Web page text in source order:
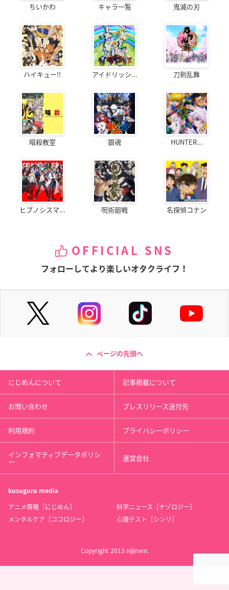
ちいかわ キャラ一覧 鬼滅の刃
ハイキュー!! アイドリッシ... 刀剣乱舞
暗殺教室 銀魂 HUNTER...
ヒプノシスマ... 呪術廻戦 名探偵コナン
OFFICIAL SNS
フォローしてより楽しいオタクライフ！
ページの先頭へ
にじめんについて 記事掲載について
お問い合わせ プレスリリース送付先
利用規約 プライバシーポリシー
インフォマティブデータポリシ
ー 運営会社
kusuguru media
アニメ情報［にじめん］
科学ニュース［ナゾロジー］
メンタルケア［ココロジー］
心理テスト［シンリ］
Copyright 2013 nijimen.